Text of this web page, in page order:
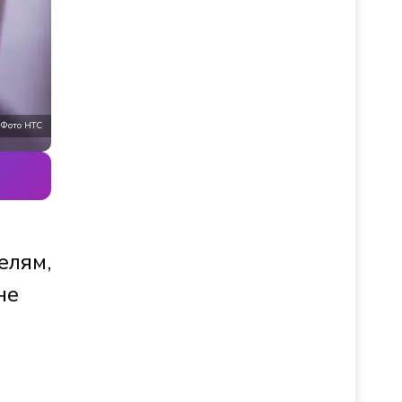
Фото НТС